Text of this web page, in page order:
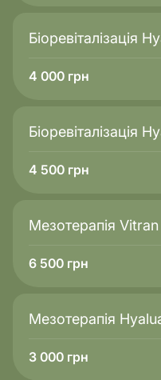
Біоревіталізація
4 000 грн
Біоревіталізація
4 500 грн
Мезотерапія
6 500 грн
Мезотерапія
3 000 грн